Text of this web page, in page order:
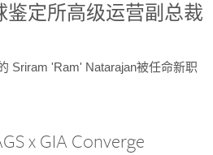
鉴定所高级运营副总裁
Sriram 'Ram' Natarajan被任命新职
x GIA Converge